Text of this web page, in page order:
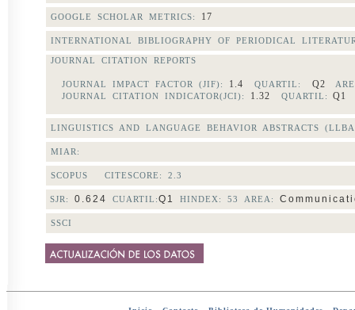
GOOGLE SCHOLAR METRICS: 17
INTERNATIONAL BIBLIOGRAPHY OF PERIODICAL
JOURNAL CITATION REPORTS
JOURNAL IMPACT FACTOR (JIF): 1.4 QUARTIL:Q2
JOURNAL CITATION INDICATOR(JCI): 1.32 QUARTIL:
LINGUISTICS AND LANGUAGE BEHAVIOR ABSTRACTS
MIAR:
SCOPUS CITESCORE:2.3
SJR:0.624 CUARTIL:Q1 HINDEX: 53 AREA:
SSCI